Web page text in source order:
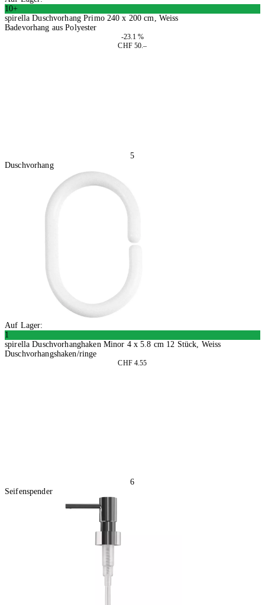
10+
spirella Duschvorhang Primo 240 x 200 cm, Weiss
Badevorhang aus Polyester
-23.1 %
CHF 50.–
5
Duschvorhang
Auf Lager:
1
spirella Duschvorhanghaken Minor 4 x 5.8 cm 12 Stück, Weiss
Duschvorhangshaken/ringe
CHF 4.55
6
Seifenspender